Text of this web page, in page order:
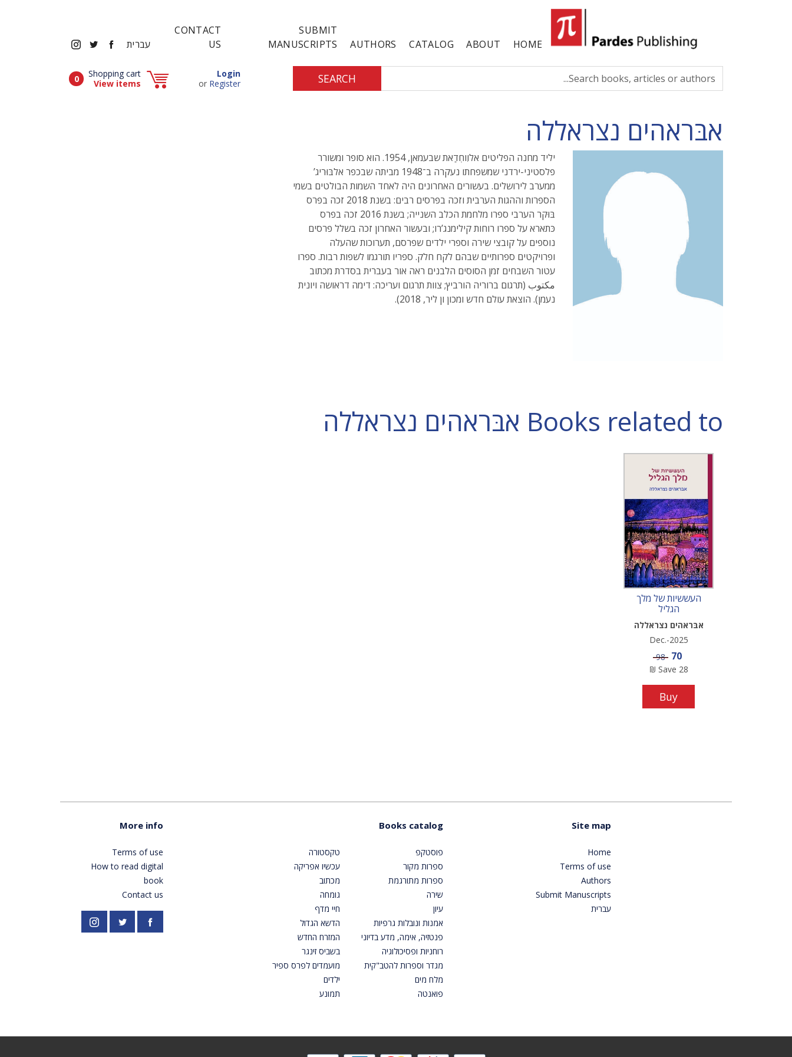
HOME
ABOUT
CATALOG
AUTHORS
SUBMIT
MANUSCRIPTS
CONTACT
US
עברית FACEBOOK
TWITTER
INSTAGRAM
SEARCH
Login
Popup window (Can be closed by ESCAPE key)
or Register
Popup window (Can be closed by ESCAPE key)
Shopping cart
View items
0
Items in cart
אבּראהים נצראללה
יליד מחנה הפליטים אלוִוחְדַאת שבעמאן, 1954. הוא סופר ומשורר
פלסטיני-ירדני שמשפחתו נעקרה ב־1948 מביתה שבכפר אלבּוּריג’
ממערב לירושלים. בעשורים האחרונים היה לאחד השמות הבולטים בשמי
הספרות וההגות הערבית וזכה בפרסים רבים: בשנת 2018 זכה בפרס
בּוּקר הערבי ספרו מלחמת הכלב השנייה; בשנת 2016 זכה בפרס
כּתארא על ספרו רוחות קילימנג’רו; ובעשור האחרון זכה בשלל פרסים
נוספים על קובצי שירה וספרי ילדים שפרסם, תערוכות שהעלה
ופרויקטים ספרותיים שבהם לקח חלק. ספריו תורגמו לשפות רבות. ספרו
עטור השבחים זמן הסוסים הלבנים ראה אור בעברית בסדרת מכתוב
مكتوب (תרגום ברוריה הורביץ; צוות תרגום ועריכה: דימה דראושה ויונית
נעמן). הוצאת עולם חדש ומכון ון ליר, 2018).
Books related to אבּראהים נצראללה
העששיות של מלך
הגליל
אבּראהים נצראללה
Dec.-2025
Sale price
70
Price
98
Save 28
₪
Buy
Site map
Home
Terms of use
Authors
Submit Manuscripts
עברית
Books catalog
פוסטקפ
ספרות מקור
ספרות מתורגמת
שירה
עיון
אמנות ונובלות גרפיות
פנטזיה, אימה, מדע בדיוני
רוחניות ופסיכולוגיה
מגדר וספרות להטב"קית
מלח מים
פואנטה
טקסטורה
עכשיו אפריקה
מכתוב
גומחה
חיי מדף
הדשא הגדול
המזרח החדש
בשביס זינגר
מועמדים לפרס ספיר
ילדים
תמונע
More info
Terms of use
How to read digital
book
Contact us
Facebook
PardesPublish
Instagram